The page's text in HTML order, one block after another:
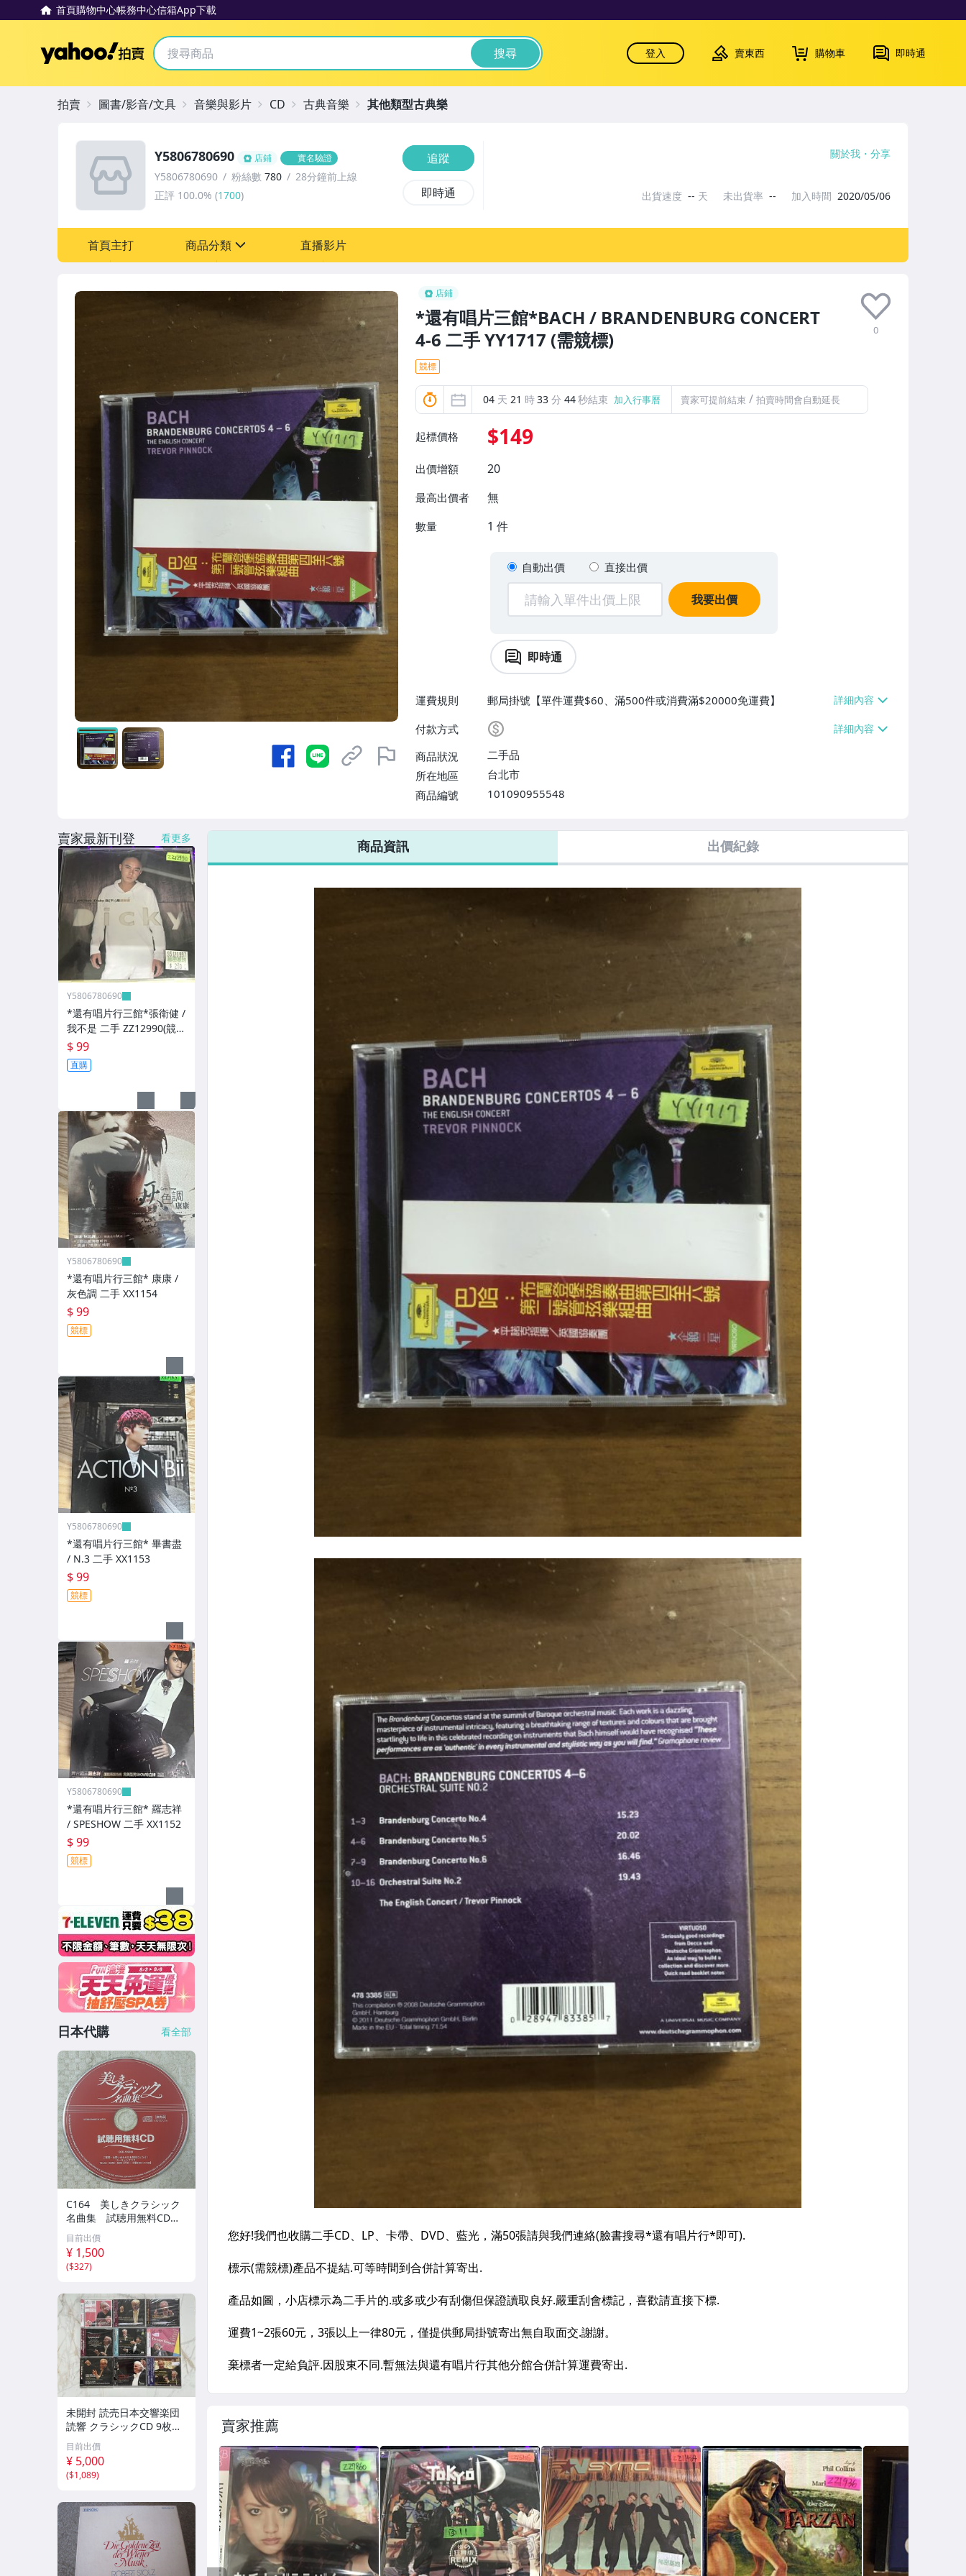
首頁購物中心帳務中心信箱App下載
Yahoo拍賣 搜尋 登入 賣東西 購物車 即時通
店鋪
*還有唱片三館*BACH / BRANDENBURG CONCERT
4-6 二手 YY1717 (需競標)
0
競標
04 天 21 時33 分 42秒結束 加入行事曆 賣家可提前結束 / 拍賣時間會自動延長
起標價格 $149
出價增額 20
最高出價者 無
數量 1 件
自動出價 直接出價
我要出價
即時通
運費規則
郵局掛號【單件運費$60、滿500件或消費滿$20000免運費】
付款方式
商品狀況
二手品
所在地區
台北市
商品編號
101090955548
Y5806780690 店鋪 實名驗證
Y5806780690 粉絲數 780
28分鐘前上線
正評 100.0% (1700)
追蹤
即時通
關於我 分享
出貨速度 -- 天 未出貨率 -- 加入時間 2020/05/06
首頁主打 商品分類 直播影片
拍賣 圖書/影音/文具 音樂與影片 CD 古典音樂 其他類型古典樂
商品資訊 出價紀錄
賣家推薦
賣家最新刊登 看更多
Y5806780690
*還有唱片行三館*張衛健 /
我不是 二手 ZZ12990(競
標)(補單
$ 99
直購
Y5806780690
*還有唱片行三館* 康康 /
灰色調 二手 XX1154
$ 99
競標
Y5806780690
*還有唱片行三館* 畢書盡
/ N.3 二手 XX1153
$ 99
競標
Y5806780690
*還有唱片行三館* 羅志祥
/ SPESHOW 二手 XX1152
$ 99
競標
日本代購 看全部
C164 美しきクラシック
名曲集 試聴用無料CD
非売品 CD ジャケット
無し
目前出價
¥ 1,500
($327)
未開封 読売日本交響楽団
読響 クラシックCD 9枚セ
ット ライブ録音
目前出價
¥ 5,000
($1,089)